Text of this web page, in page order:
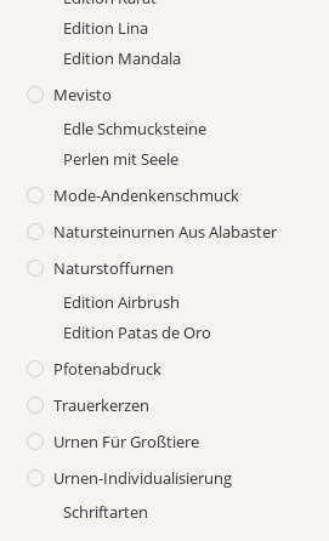
Edition Lina
Edition Mandala
Mevisto
Edle Schmucksteine
Perlen mit Seele
Mode-Andenkenschmuck
Natursteinurnen Aus Alabaster
Naturstoffurnen
Edition Airbrush
Edition Patas de Oro
Pfotenabdruck
Trauerkerzen
Urnen Für Großtiere
Urnen-Individualisierung
Schriftarten